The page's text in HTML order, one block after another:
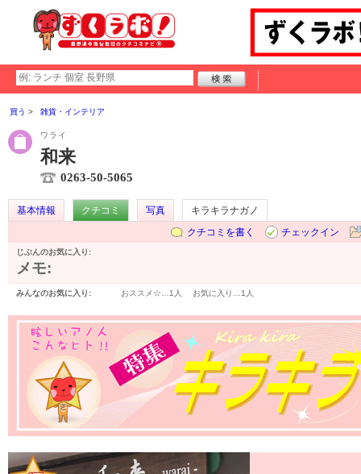
買う 雑貨・インテリア
ワライ
和来
0263-50-5065
基本情報 クチコミ 写真
キラキラナガノ
クチコミを書く
チェックイン
じぶんのお気に入り:
メモ:
みんなのお気に入り: おススメ☆… 1人 お気に入り… 1人